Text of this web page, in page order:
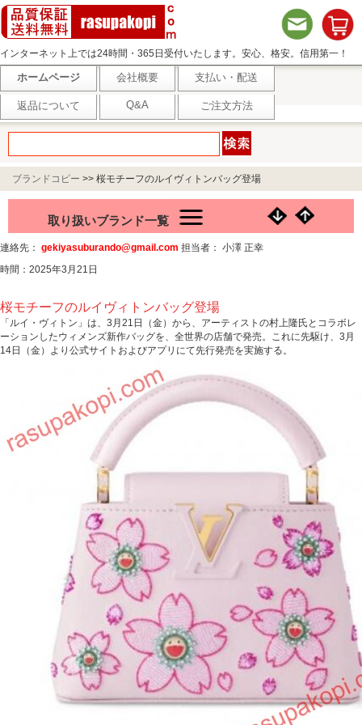
インターネット上では24時間・365日受付いたします。安心、格安。信用第一！
ホームページ 会社概要 支払い・配送
返品について Q&A ご注文方法
ブランドコピー >> 桜モチーフのルイヴィトンバッグ登場
取り扱いブランド一覧
連絡先： gekiyasuburando@gmail.com 担当者： 小澤 正幸
時間：2025年3月21日
桜モチーフのルイヴィトンバッグ登場
「ルイ・ヴィトン」は、3月21日（金）から、アーティストの村上隆氏とコラボレ
ーションしたウィメンズ新作バッグを、全世界の店舗で発売。これに先駆け、3月
14日（金）より公式サイトおよびアプリにて先行発売を実施する。